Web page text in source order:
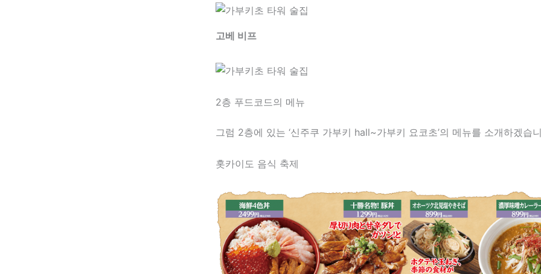
고베 비프
2층 푸드코드의 메뉴
그럼 2층에 있는 ‘신주쿠 가부키 hall~가부키 요코초’의 메뉴를 소개하겠습
홋카이도 음식 축제